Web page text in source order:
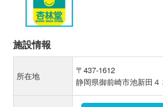
施設情報
所在地
〒437-1612
静岡県御前崎市池新田４